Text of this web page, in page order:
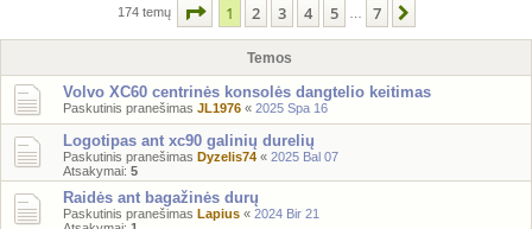
174 temų Puslapis 1iš 7
1 2 3 4 5 7
Temos
Volvo XC60 centrinės konsolės dangtelio keitimas
Paskutinis pranešimas JL1976 « 2025 Spa 16
Logotipas ant xc90 galinių durelių
Paskutinis pranešimas Dyzelis74 « 2025 Bal 07
Atsakymai: 5
Raidės ant bagažinės durų
Paskutinis pranešimas Lapius « 2024 Bir 21